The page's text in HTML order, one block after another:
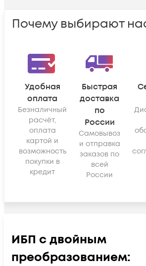
Почему выбирают
Удобная
оплата
Безналичный
расчёт,
оплата
картой и
возможность
покупки в
кредит
Быстрая
доставка
по
России
Самовывоз
и отправка
заказов по
всей
России
ИБП с двойным
преобразованием: